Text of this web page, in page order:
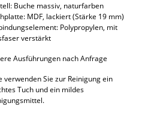
Buche massiv, naturfarben
MDF, lackiert (Stärke 19 mm)
Polypropylen, mit
verstärkt
Ausführungen nach Anfrage
verwenden Sie zur Reinigung ein
Tuch und ein mildes